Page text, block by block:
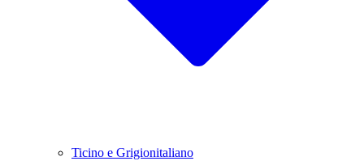
Ticino e Grigionitaliano